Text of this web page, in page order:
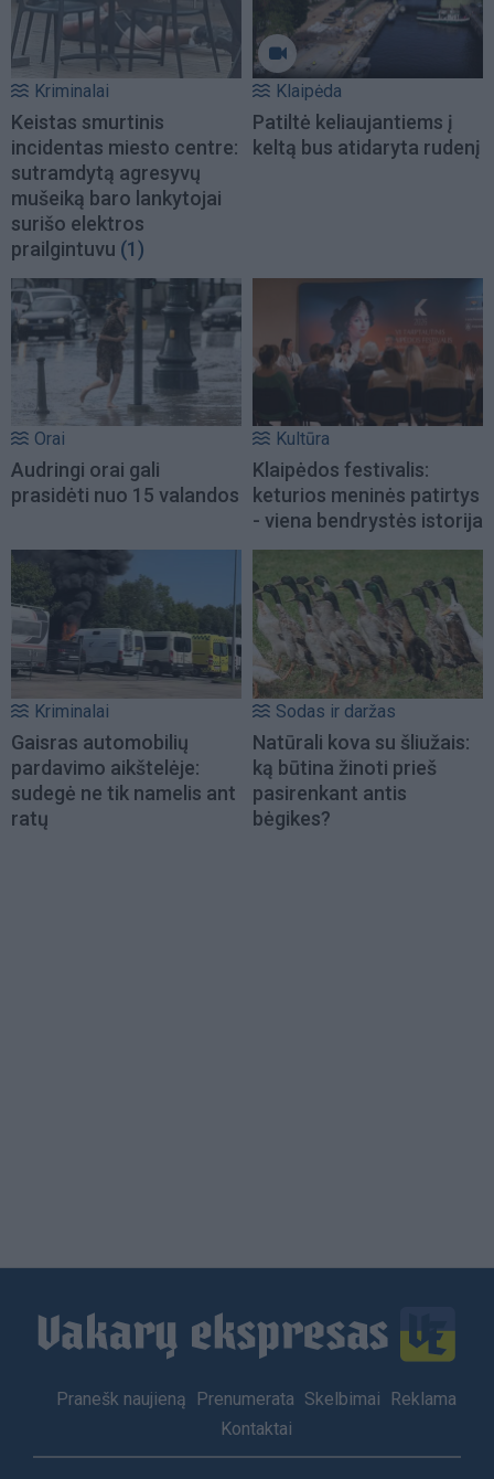
Kriminalai
Keistas smurtinis
incidentas miesto centre:
sutramdytą agresyvų
mušeiką baro lankytojai
surišo elektros
prailgintuvu (1)
Klaipėda
Patiltė keliaujantiems į
keltą bus atidaryta rudenį
Orai
Audringi orai gali
prasidėti nuo 15 valandos
Kultūra
Klaipėdos festivalis:
keturios meninės patirtys
- viena bendrystės istorija
Kriminalai
Gaisras automobilių
pardavimo aikštelėje:
sudegė ne tik namelis ant
ratų
Sodas ir daržas
Natūrali kova su šliužais:
ką būtina žinoti prieš
pasirenkant antis
bėgikes?
Footer
Pranešk naujieną Prenumerata Skelbimai
Reklama
Kontaktai